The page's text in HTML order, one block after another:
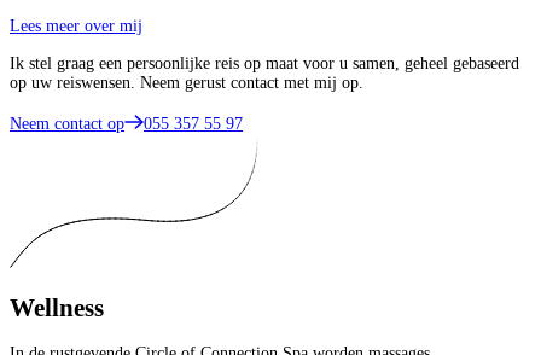
Lees meer over mij
Ik stel graag een persoonlijke reis op maat voor u samen, geheel gebaseerd
op uw reiswensen. Neem gerust contact met mij op.
Neem contact op 055 357 55 97
Wellness